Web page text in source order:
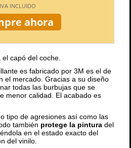
IVA INCLUIDO
ahora
capó del coche.
es fabricado por 3M es el de
el mercado. Gracias a su diseño
todas las burbujas que se
menor calidad. El acabado es
tipo de agresiones así como las
también protege la pintura del
en el estado exacto del
del vinilo.